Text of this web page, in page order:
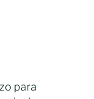
para